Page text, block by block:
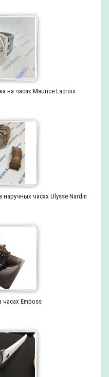
на часах Maurice Lacroix
часах Ulysse Nardin
Emboss